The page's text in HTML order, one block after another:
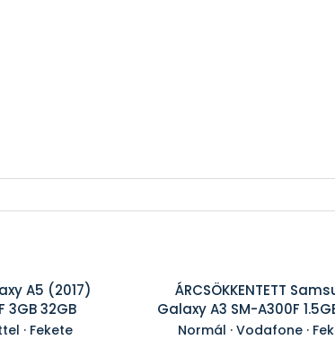
A5 (2017)
3GB 32GB
· Fekete
ÁRCSÖKKENTETT
Galaxy A3 SM-A300F
Normál · Vodafone ·